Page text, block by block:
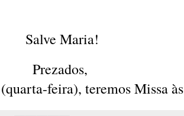
Salve Maria!
Prezados,
(quarta-feira), teremos Missa às